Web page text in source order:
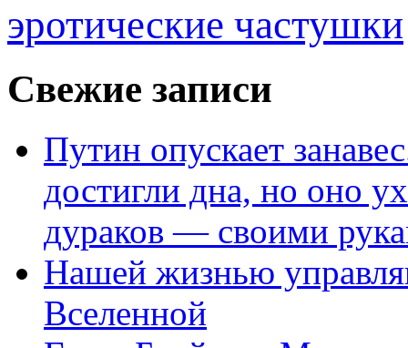
эротические частушки
Свежие записи
Путин опускает
достигли дна, но оно
дураков — своими
Нашей жизнью
Вселенной